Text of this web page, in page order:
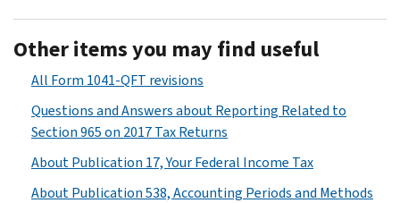
Other items you may find useful
All Form 1041-QFT revisions
Questions and Answers about Reporting Related to
Section 965 on 2017 Tax Returns
About Publication 17, Your Federal Income Tax
About Publication 538, Accounting Periods and Methods